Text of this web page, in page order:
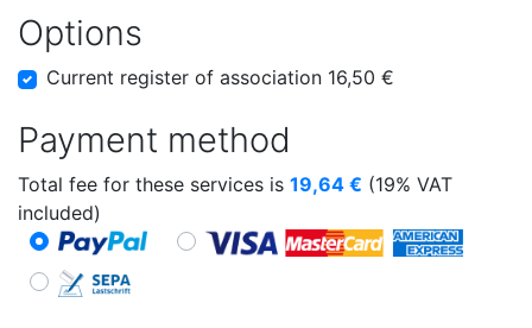
Options
Current register of association 16,50 €
Payment method
Total fee for these services is 19,64 € (19% VAT
included)